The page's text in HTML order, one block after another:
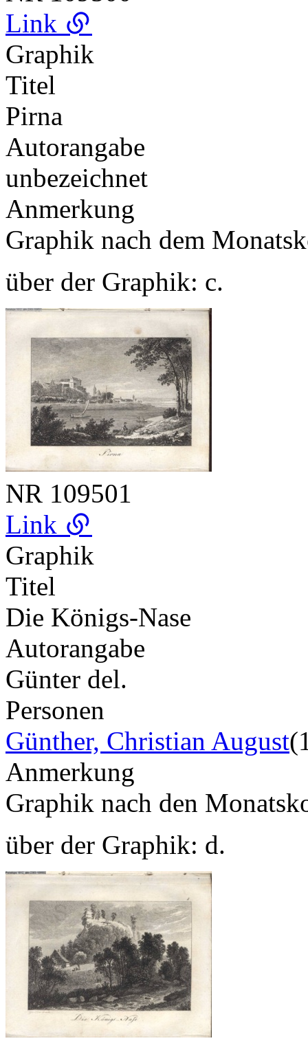
Link
Graphik
Titel
Pirna
Autorangabe
unbezeichnet
Anmerkung
Graphik nach dem
über der Graphik: c.
NR 109501
Link
Graphik
Titel
Die Königs-Nase
Autorangabe
Günter del.
Personen
Günther, Christian August
Anmerkung
Graphik nach den
über der Graphik: d.